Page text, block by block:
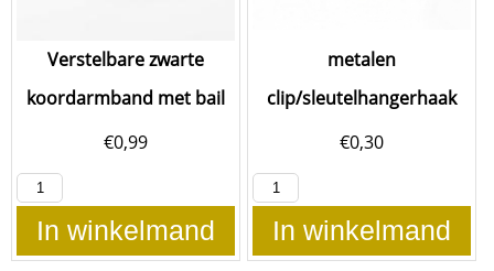
Verstelbare zwarte
koordarmband met bail
€0,99
In winkelmand
metalen
clip/sleutelhangerhaak
€0,30
In winkelmand